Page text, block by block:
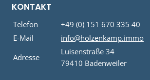
KONTAKT
Telefon
+49 (0) 151 670 335 40
E-Mail
info@holzenkamp.immo
Adresse
Luisenstraße 34
79410 Badenweiler